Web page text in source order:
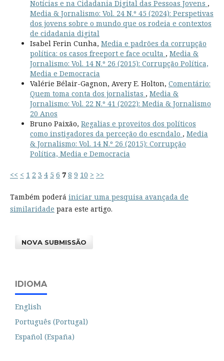
Notícias e na Cidadania Digital das Pessoas Jovens ,
Media & Jornalismo: Vol. 24 N.º 45 (2024): Perspetivas
dos jovens sobre o mundo que os rodeia e contextos
de cidadania digital
Isabel Ferin Cunha, Media e padrões da corrupção
política: os casos freeport e face oculta , Media &
Jornalismo: Vol. 14 N.º 26 (2015): Corrupção Política,
Media e Democracia
Valérie Bélair-Gagnon, Avery E. Holton, Comentário:
Quem toma conta dos jornalistas , Media &
Jornalismo: Vol. 22 N.º 41 (2022): Media & Jornalismo
20 Anos
Bruno Paixão, Regalias e proveitos dos políticos
como instigadores da perceção do escndalo , Media
& Jornalismo: Vol. 14 N.º 26 (2015): Corrupção
Política, Media e Democracia
<< < 1 2 3 4 5 6 7 8 9 10 > >>
Também poderá iniciar uma pesquisa avançada de
similaridade para este artigo.
NOVA SUBMISSÃO
IDIOMA
English
Português (Portugal)
Español (España)